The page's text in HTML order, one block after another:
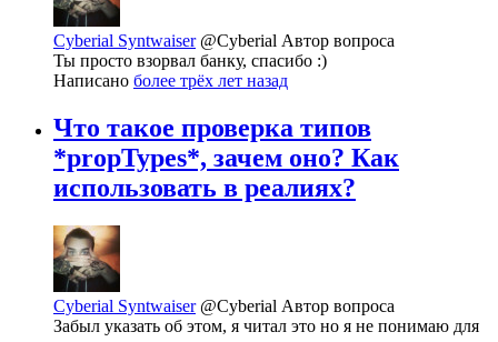
Cyberial Syntwaiser @Cyberial Автор вопроса
Ты просто взорвал банку, спасибо :)
Написано более трёх лет назад
Что такое проверка типов
*propTypes*, зачем оно? Как
использовать в реалиях?
Cyberial Syntwaiser @Cyberial Автор вопроса
Забыл указать об этом, я читал это но я не понимаю для